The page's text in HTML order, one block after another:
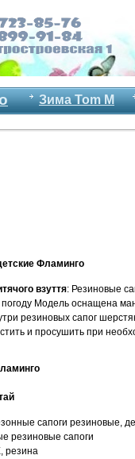
Зима Tom M
Фламинго
взуття: Резиновые
Модель оснащена
резиновых сапог
и просушить при
сапоги резиновые,
резиновые сапоги
резина